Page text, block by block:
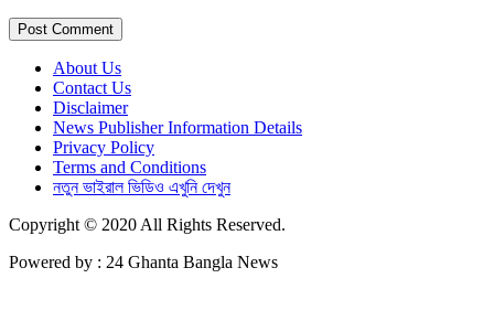
About Us
Contact Us
Disclaimer
News Publisher Information Details
Privacy Policy
Terms and Conditions
নতুন ভাইরাল ভিডিও এখুনি দেখুন
Copyright © 2020 All Rights Reserved.
Powered by : 24 Ghanta Bangla News